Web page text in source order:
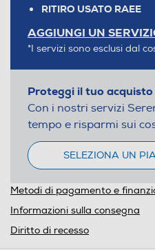
RITIRO USATO RAEE
AGGIUNGI UN
*I servizi sono esclusi dal
Proteggi il tuo acquisto
Con i nostri servizi
tempo e risparmi sui
SELEZIONA UN
Metodi di pagamento e
Informazioni sulla consegna
Diritto di recesso